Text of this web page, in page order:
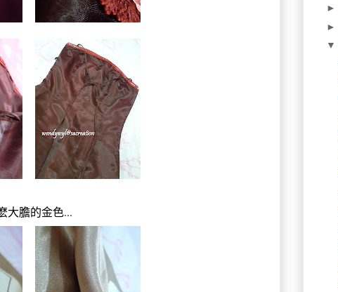
大膽的金色...
►
►
▼